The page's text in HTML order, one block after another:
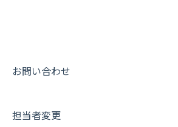
活動通知
商品
その他オプション
契約・その他
報告書について
メンバー画面について
動画集：共通
お問い合わせ
担当者変更